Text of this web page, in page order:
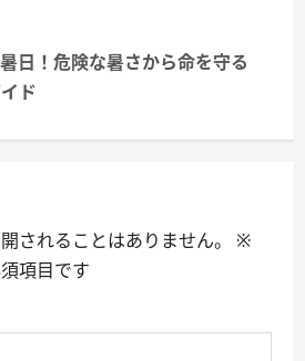
日！危険な暑さから命を守る
ド
されることはありません。
※
項目です